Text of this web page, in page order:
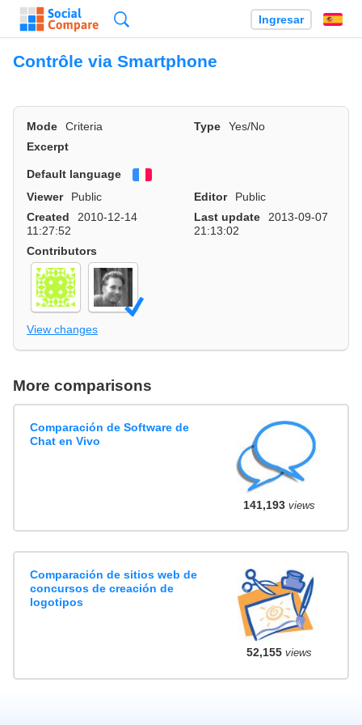
Ingresar
Contrôle via Smartphone
Mode Criteria Type
Yes/No
Excerpt
Default language
Viewer
Public Editor
Public
Created
2010-12-14
11:27:52
Last update
2013-09-07
21:13:02
Contributors
View changes
More comparisons
Comparación de Software de
Chat en Vivo
141,193views
Comparación de sitios web de
concursos de creación de
logotipos
52,155views